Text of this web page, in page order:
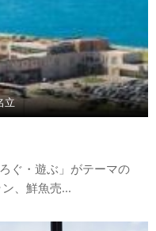
立
ぐ・遊ぶ」がテーマの
、鮮魚売...